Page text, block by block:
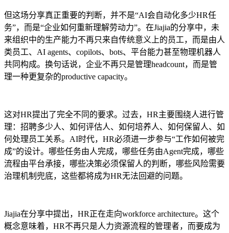
但这场分享真正重要的判断，并不是“AI会自动化多少HR任
务”，而是“企业如何重新理解劳动力”。在Jiajia的分享中，未
来组织中的生产能力不再只来自传统意义上的员工，而是由人
类员工、AI agents、copilots、bots、平台能力甚至物理机器人
共同构成。换句话说，企业不再只是管理headcount，而是管
理一种更复杂的productive capacity。
这对HR提出了完全不同的要求。过去，HR主要围绕人进行管
理：招聘多少人、如何评估人、如何培养人、如何保留人、如
何处理员工关系。AI时代，HR必须进一步参与“工作如何被完
成”的设计。哪些任务由人完成，哪些任务由Agent完成，哪些
流程由平台承接，哪些决策必须保留人的判断，哪些风险需要
治理机制兜底，这些都将成为HR无法回避的问题。
Jiajia在分享中提出，HR正在走向workforce architecture。这个
概念意味着，HR不再只是人力资源流程的管理者，而要成为